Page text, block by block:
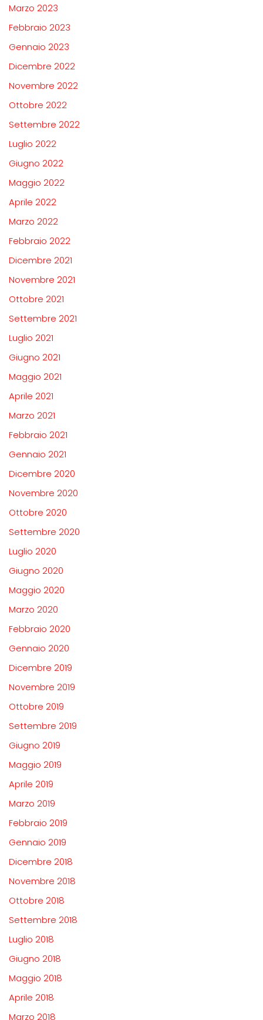
Marzo 2023
Febbraio 2023
Gennaio 2023
Dicembre 2022
Novembre 2022
Ottobre 2022
Settembre 2022
Luglio 2022
Giugno 2022
Maggio 2022
Aprile 2022
Marzo 2022
Febbraio 2022
Dicembre 2021
Novembre 2021
Ottobre 2021
Settembre 2021
Luglio 2021
Giugno 2021
Maggio 2021
Aprile 2021
Marzo 2021
Febbraio 2021
Gennaio 2021
Dicembre 2020
Novembre 2020
Ottobre 2020
Settembre 2020
Luglio 2020
Giugno 2020
Maggio 2020
Marzo 2020
Febbraio 2020
Gennaio 2020
Dicembre 2019
Novembre 2019
Ottobre 2019
Settembre 2019
Giugno 2019
Maggio 2019
Aprile 2019
Marzo 2019
Febbraio 2019
Gennaio 2019
Dicembre 2018
Novembre 2018
Ottobre 2018
Settembre 2018
Luglio 2018
Giugno 2018
Maggio 2018
Aprile 2018
Marzo 2018